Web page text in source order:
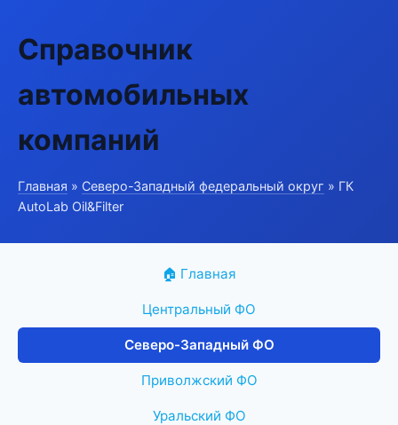
Справочник
автомобильных
компаний
Главная » Северо-Западный федеральный округ » ГК
AutoLab Oil&Filter
🏠 Главная
Центральный ФО
Северо-Западный ФО
Приволжский ФО
Уральский ФО